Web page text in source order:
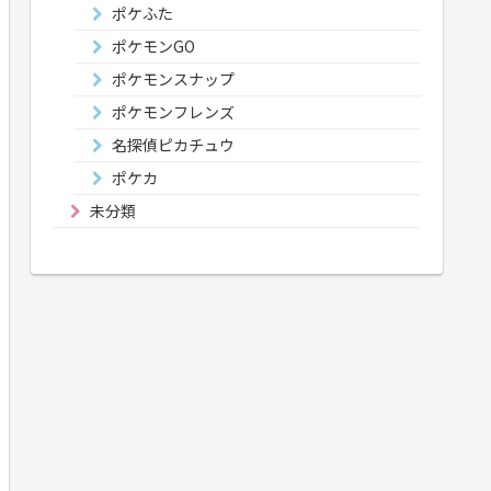
ポケふた
ポケモンGO
ポケモンスナップ
ポケモンフレンズ
名探偵ピカチュウ
ポケカ
未分類